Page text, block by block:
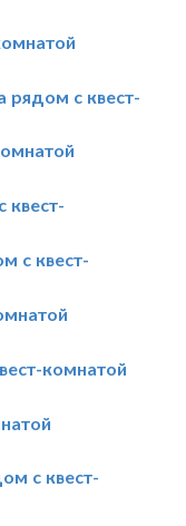
рядом с квест-
квест-
с квест-
комнатой
с квест-